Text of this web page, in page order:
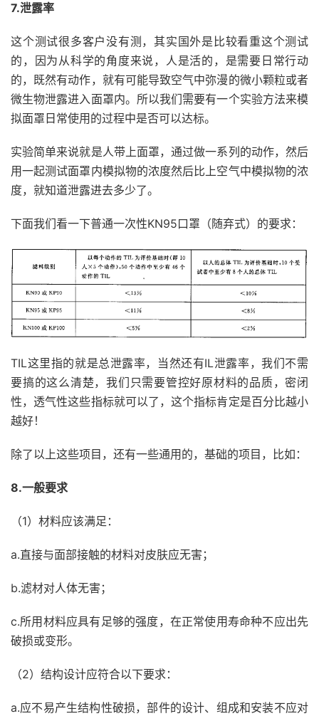
7.泄露率
这个测试很多客户没有测，其实国外是比较看重这个测试
的，因为从科学的角度来说，人是活的，是需要日常行动
的，既然有动作，就有可能导致空气中弥漫的微小颗粒或者
微生物泄露进入面罩内。所以我们需要有一个实验方法来模
拟面罩日常使用的过程中是否可以达标。
实验简单来说就是人带上面罩，通过做一系列的动作，然后
用一起测试面罩内模拟物的浓度然后比上空气中模拟物的浓
度，就知道泄露进去多少了。
下面我们看一下普通一次性KN95口罩（随弃式）的要求：
TIL这里指的就是总泄露率，当然还有IL泄露率，我们不需
要搞的这么清楚，我们只需要管控好原材料的品质，密闭
性，透气性这些指标就可以了，这个指标肯定是百分比越小
越好！
除了以上这些项目，还有一些通用的，基础的项目，比如：
8.一般要求
（1）材料应该满足：
a.直接与面部接触的材料对皮肤应无害；
b.滤材对人体无害；
c.所用材料应具有足够的强度，在正常使用寿命种不应出先
破损或变形。
（2）结构设计应符合以下要求：
a.应不易产生结构性破损，部件的设计、组成和安装不应对